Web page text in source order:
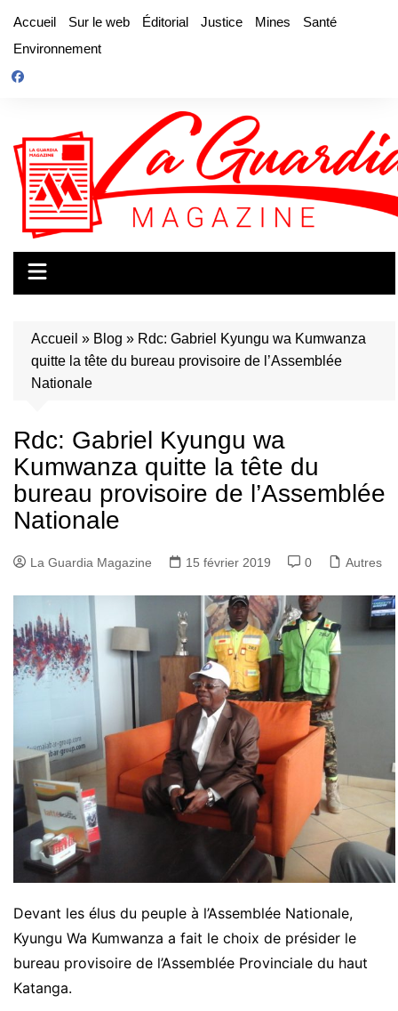
contenu
Accueil Sur le web Éditorial Justice Mines
Santé
Environnement
Accueil » Blog » Rdc: Gabriel Kyungu wa Kumwanza
quitte la tête du bureau provisoire de l’Assemblée
Nationale
Rdc: Gabriel Kyungu wa
Kumwanza quitte la tête du
bureau provisoire de l’Assemblée
Nationale
La Guardia Magazine 15 février 2019 0 Autres
Devant les élus du peuple à l’Assemblée Nationale,
Kyungu Wa Kumwanza a fait le choix de présider le
bureau provisoire de l’Assemblée Provinciale du haut
Katanga.